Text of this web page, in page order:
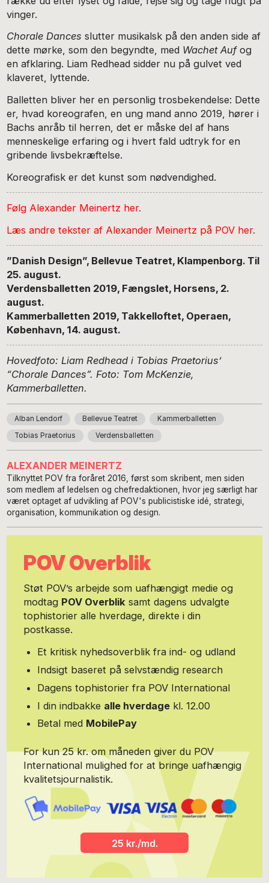
vinger.
Chorale Dances slutter musikalsk på den anden side af
dette mørke, som den begyndte, med Wachet Aufog
en afklaring. Liam Redhead sidder nu på gulvet ved
klaveret, lyttende.
Balletten bliver her en personlig trosbekendelse: Dette
er, hvad koreografen, en ung mand anno 2019, hører i
Bachs anråb til herren, det er måske del af hans
menneskelige erfaring og i hvert fald udtryk for en
gribende livsbekræftelse.
Koreografisk er det kunst som nødvendighed.
Følg Alexander Meinertz her.
Læs andre tekster af Alexander Meinertz på POV her.
”Danish Design”, Bellevue Teatret, Klampenborg. Til
25. august.
Verdensballetten 2019, Fængslet, Horsens, 2.
august.
Kammerballetten 2019, Takkelloftet, Operaen,
København, 14. august.
Hovedfoto: Liam Redhead i Tobias Praetorius’
“Chorale Dances”. Foto: Tom McKenzie,
Kammerballetten.
Alban Lendorf Bellevue Teatret Kammerballetten
Tobias Praetorius Verdensballetten
ALEXANDER MEINERTZ
Tilknyttet POV fra foråret 2016, først som skribent, men siden
som medlem af ledelsen og chefredaktionen, hvor jeg særligt har
været optaget af udvikling af POV's publicistiske idé, strategi,
organisation, kommunikation og design.
POV Overblik
Støt POV’s arbejde som uafhængigt medie og
modtag POV Overbliksamt dagens udvalgte
tophistorier alle hverdage, direkte i din
postkasse.
Et kritisk nyhedsoverblik fra ind- og udland
Indsigt baseret på selvstændig research
Dagens tophistorier fra POV International
I din indbakke alle hverdage kl. 12.00
Betal med MobilePay
For kun 25 kr. om måneden giver du POV
International mulighed for at bringe uafhængig
kvalitetsjournalistik.
25 kr./md.